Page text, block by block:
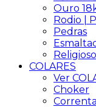
Ouro
Rodio |
Pedras
COLARES
Ver
Choker